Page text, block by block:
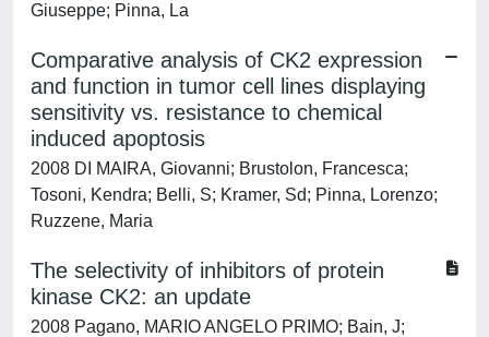
Giuseppe; Pinna, La
Comparative analysis of CK2 expression
and function in tumor cell lines displaying
sensitivity vs. resistance to chemical
induced apoptosis
2008 DI MAIRA, Giovanni; Brustolon, Francesca;
Tosoni, Kendra; Belli, S; Kramer, Sd; Pinna, Lorenzo;
Ruzzene, Maria
The selectivity of inhibitors of protein
kinase CK2: an update
2008 Pagano, MARIO ANGELO PRIMO; Bain, J;